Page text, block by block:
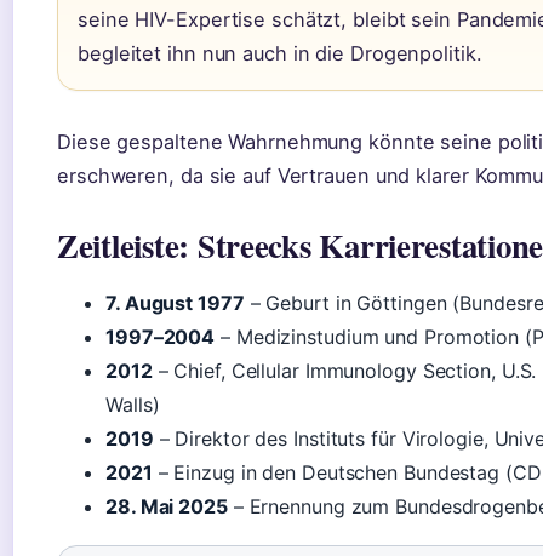
seine HIV-Expertise schätzt, bleibt sein
begleitet ihn nun auch in die Drogenpolitik.
Diese gespaltene Wahrnehmung könnte seine
erschweren, da sie auf Vertrauen und klarer
Zeitleiste: Streecks
7. August 1977 – Geburt in Göttingen
1997–2004 – Medizinstudium und Promotion
2012– Chief, Cellular Immunology Section,
Walls)
2019 – Direktor des Instituts für Virologie,
2021 – Einzug in den Deutschen Bundestag
28. Mai 2025– Ernennung zum